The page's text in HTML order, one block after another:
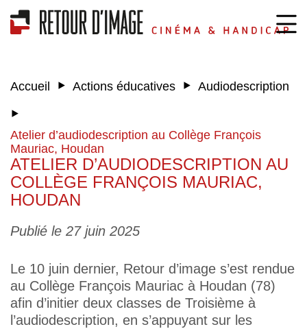
Accueil ‣ Actions éducatives ‣ Audiodescription
‣
Atelier d’audiodescription au Collège François
Mauriac, Houdan
ATELIER D’AUDIODESCRIPTION AU
COLLÈGE FRANÇOIS MAURIAC,
HOUDAN
Publié le 27 juin 2025
Le 10 juin dernier, Retour d’image s’est rendue
au Collège François Mauriac à Houdan (78)
afin d’initier deux classes de Troisième à
l’audiodescription, en s’appuyant sur les